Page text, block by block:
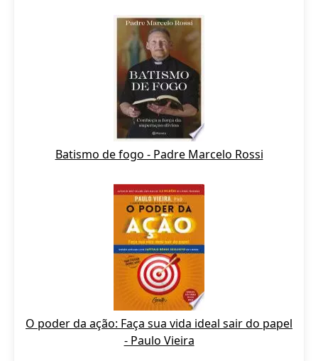
Batismo de fogo - Padre Marcelo Rossi
O poder da ação: Faça sua vida ideal sair do papel
- Paulo Vieira